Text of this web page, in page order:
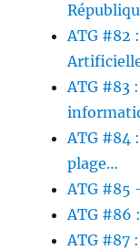
ATG #82
ATG #83
ATG #84
plage…
ATG #85
ATG #86
ATG #87